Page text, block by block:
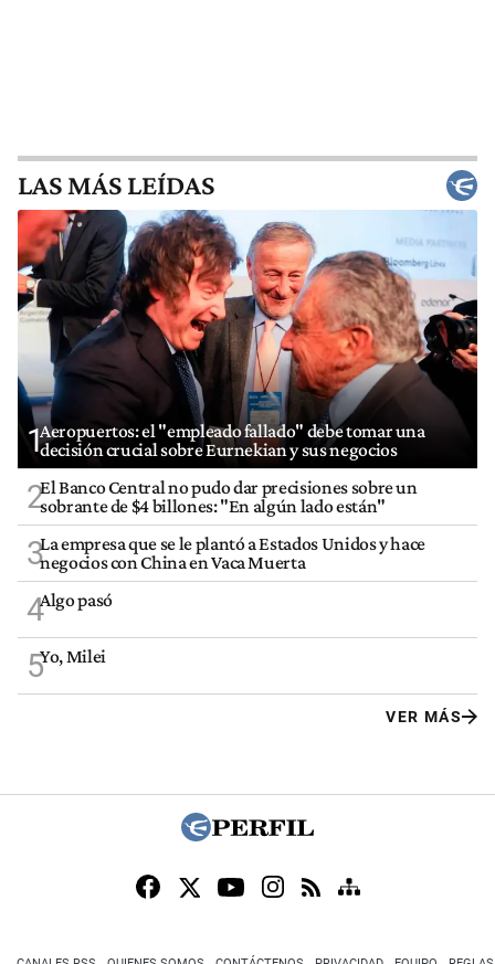
LAS MÁS LEÍDAS
1Aeropuertos: el "empleado fallado" debe tomar una
decisión crucial sobre Eurnekian y sus negocios
2El Banco Central no pudo dar precisiones sobre un
sobrante de $4 billones: "En algún lado están"
3La empresa que se le plantó a Estados Unidos y hace
negocios con China en Vaca Muerta
4Algo pasó
5Yo, Milei
VER MÁS